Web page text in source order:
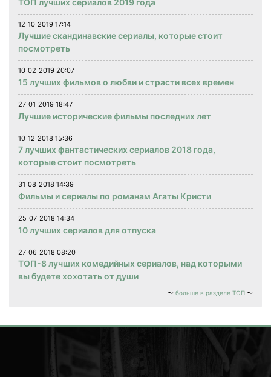
ТОП лучших сериалов 2019 года
12⋅10⋅2019 17:14
Лучшие скандинавские сериалы, которые стоит
посмотреть
10⋅02⋅2019 20:07
15 лучших фильмов о любви и страсти всех времен
27⋅01⋅2019 18:47
Лучшие исторические фильмы последних лет
10⋅12⋅2018 15:36
7 лучших фантастических сериалов 2018 года,
которые стоит посмотреть
31⋅08⋅2018 14:39
Фильмы и сериалы по романам Агаты Кристи
25⋅07⋅2018 14:34
10 лучших сериалов для отпуска
27⋅06⋅2018 08:20
ТОП-8 лучших комедийных сериалов, над которыми
вы будете хохотать от души
больше в разделе ТОП